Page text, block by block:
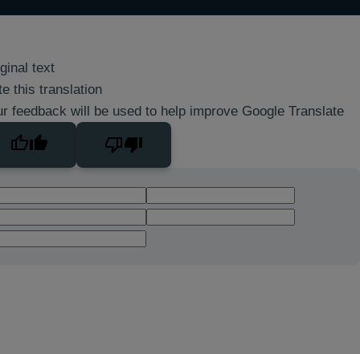
text
this translation
feedback will be used to help improve Google Translate